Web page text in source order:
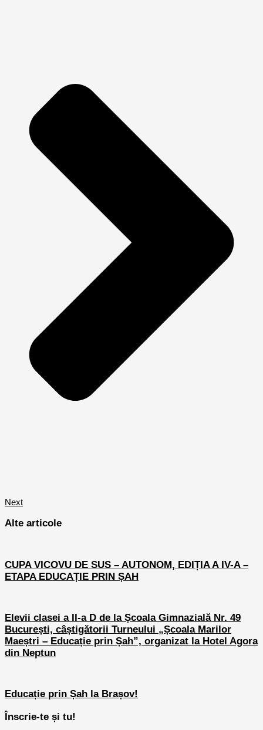
Next
Alte articole
CUPA VICOVU DE SUS – AUTONOM, EDIȚIA A IV-A –
ETAPA EDUCAȚIE PRIN ȘAH
Elevii clasei a II-a D de la Școala Gimnazială Nr. 49
București, câștigătorii Turneului „Școala Marilor
Maeștri – Educație prin Șah”, organizat la Hotel Agora
din Neptun
Educație prin Șah la Brașov!
Înscrie-te și tu!